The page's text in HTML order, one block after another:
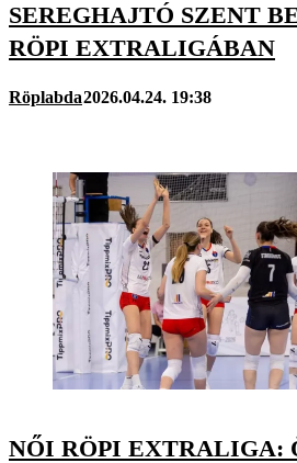
SEREGHAJTÓ SZENT
RÖPI EXTRALIGÁBAN
Röplabda2026.04.24. 19:38
NŐI RÖPI EXTRALIGA: